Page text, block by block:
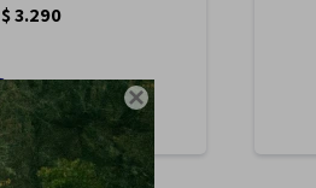

$3.290
$ 2.797